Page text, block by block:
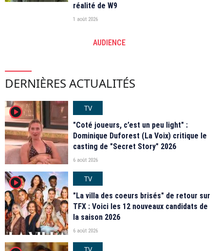
réalité de W9
1 août 2026
AUDIENCE
DERNIÈRES ACTUALITÉS
player2
TV
"Coté joueurs, c’est un peu light" :
Dominique Duforest (La Voix) critique le
casting de "Secret Story" 2026
6 août 2026
player2
TV
"La villa des coeurs brisés" de retour sur
TFX : Voici les 12 nouveaux candidats de
la saison 2026
6 août 2026
TV